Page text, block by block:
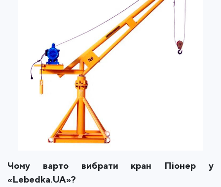
Чому варто вибрати кран Піонер у
«Lebedka.UA»?